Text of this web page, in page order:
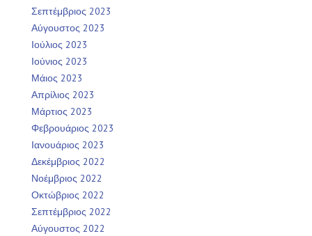
Σεπτέμβριος 2023
Αύγουστος 2023
Ιούλιος 2023
Ιούνιος 2023
Μάιος 2023
Απρίλιος 2023
Μάρτιος 2023
Φεβρουάριος 2023
Ιανουάριος 2023
Δεκέμβριος 2022
Νοέμβριος 2022
Οκτώβριος 2022
Σεπτέμβριος 2022
Αύγουστος 2022